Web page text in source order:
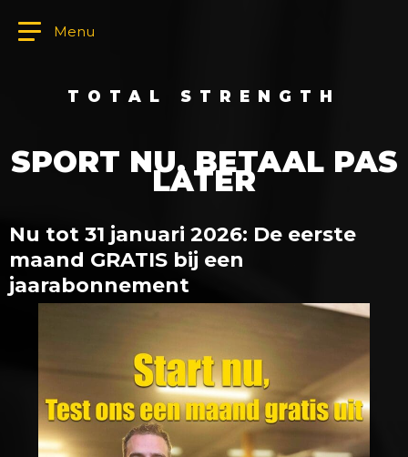
Menu
TOTAL STRENGTH
SPORT NU, BETAAL PAS
LATER
Nu tot 31 januari 2026: De eerste
maand GRATIS bij een
jaarabonnement